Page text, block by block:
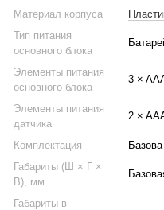
Материал корпуса
Тип питания
основного блока
Элементы питания
основного блока
3 ×
Элементы питания
датчика
2 ×
Комплектация
Базова
Габариты (Ш × Г ×
В), мм
Габариты в